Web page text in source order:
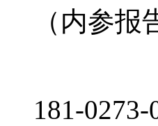
（内参报
181-0273-